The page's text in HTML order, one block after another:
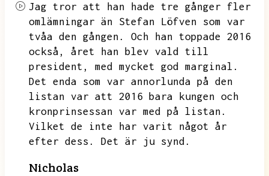
Jag tror att han hade tre gånger fler
omlämningar än Stefan Löfven som var
tvåa den gången.
Och han toppade 2016
också,
året han blev vald till
president,
med mycket god marginal.
Det enda som var annorlunda på den
listan var att 2016 bara kungen och
kronprinsessan var med på listan.
Vilket de inte har varit något år
efter dess.
Det är ju synd.
Nicholas